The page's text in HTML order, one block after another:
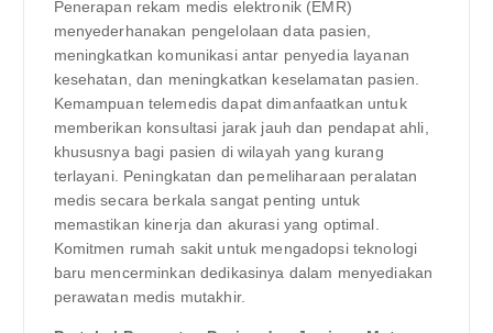
Penerapan rekam medis elektronik (EMR)
menyederhanakan pengelolaan data pasien,
meningkatkan komunikasi antar penyedia layanan
kesehatan, dan meningkatkan keselamatan pasien.
Kemampuan telemedis dapat dimanfaatkan untuk
memberikan konsultasi jarak jauh dan pendapat ahli,
khususnya bagi pasien di wilayah yang kurang
terlayani. Peningkatan dan pemeliharaan peralatan
medis secara berkala sangat penting untuk
memastikan kinerja dan akurasi yang optimal.
Komitmen rumah sakit untuk mengadopsi teknologi
baru mencerminkan dedikasinya dalam menyediakan
perawatan medis mutakhir.